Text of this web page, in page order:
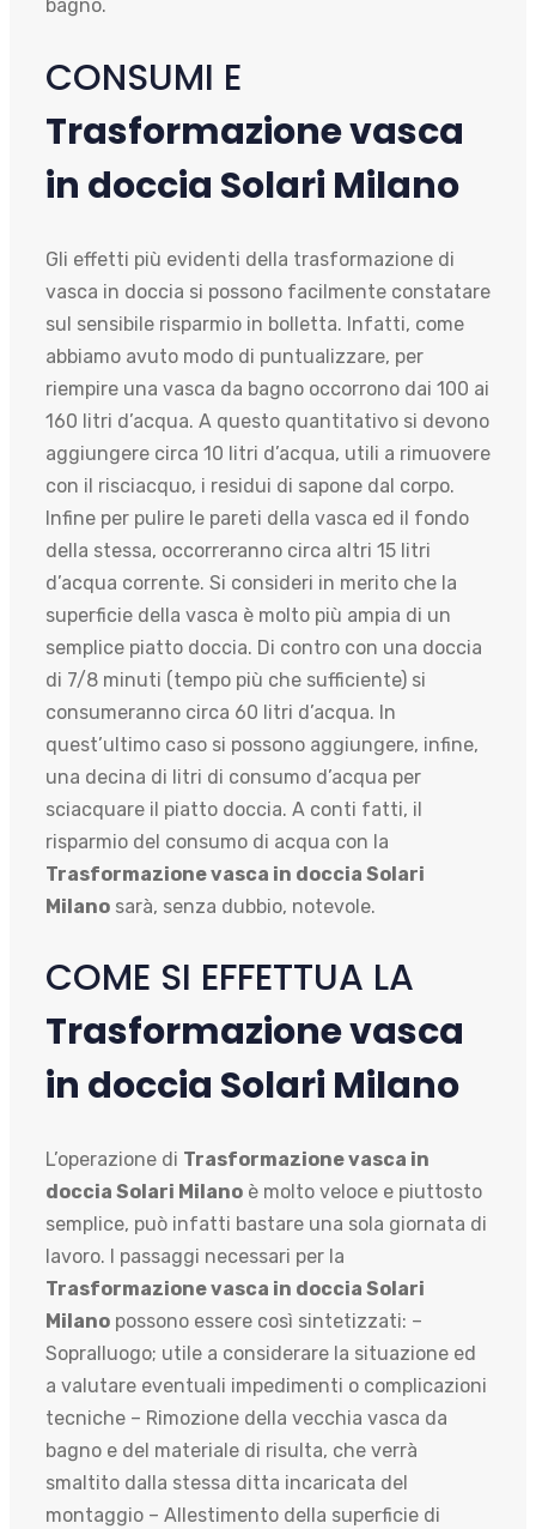
bagno.
CONSUMI E
Trasformazione vasca
in doccia Solari Milano
Gli effetti più evidenti della trasformazione di
vasca in doccia si possono facilmente constatare
sul sensibile risparmio in bolletta. Infatti, come
abbiamo avuto modo di puntualizzare, per
riempire una vasca da bagno occorrono dai 100 ai
160 litri d’acqua. A questo quantitativo si devono
aggiungere circa 10 litri d’acqua, utili a rimuovere
con il risciacquo, i residui di sapone dal corpo.
Infine per pulire le pareti della vasca ed il fondo
della stessa, occorreranno circa altri 15 litri
d’acqua corrente. Si consideri in merito che la
superficie della vasca è molto più ampia di un
semplice piatto doccia. Di contro con una doccia
di 7/8 minuti (tempo più che sufficiente) si
consumeranno circa 60 litri d’acqua. In
quest’ultimo caso si possono aggiungere, infine,
una decina di litri di consumo d’acqua per
sciacquare il piatto doccia. A conti fatti, il
risparmio del consumo di acqua con la
Trasformazione vasca in doccia Solari
Milano sarà, senza dubbio, notevole.
COME SI EFFETTUA LA
Trasformazione vasca
in doccia Solari Milano
L’operazione di Trasformazione vasca in
doccia Solari Milano è molto veloce e piuttosto
semplice, può infatti bastare una sola giornata di
lavoro. I passaggi necessari per la
Trasformazione vasca in doccia Solari
Milano possono essere così sintetizzati: –
Sopralluogo; utile a considerare la situazione ed
a valutare eventuali impedimenti o complicazioni
tecniche – Rimozione della vecchia vasca da
bagno e del materiale di risulta, che verrà
smaltito dalla stessa ditta incaricata del
montaggio – Allestimento della superficie di